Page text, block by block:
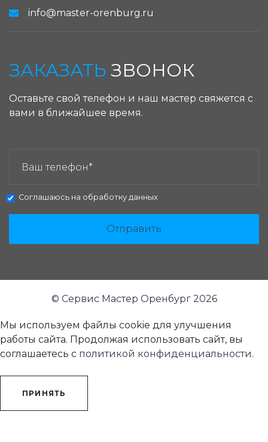
info@master-orenburg.ru
ЗАКАЗАТЬ ЗВОНОК
Оставьте свой телефон и наш мастер свяжется с
вами в ближайшее время.
Соглашаюсь на обработку данных
Отправить
© Сервис Мастер Оренбург 2026
Мы используем файлы cookie для улучшения
работы сайта. Продолжая использовать сайт, вы
соглашаетесь с политикой конфиденциальности.
ПРИНЯТЬ